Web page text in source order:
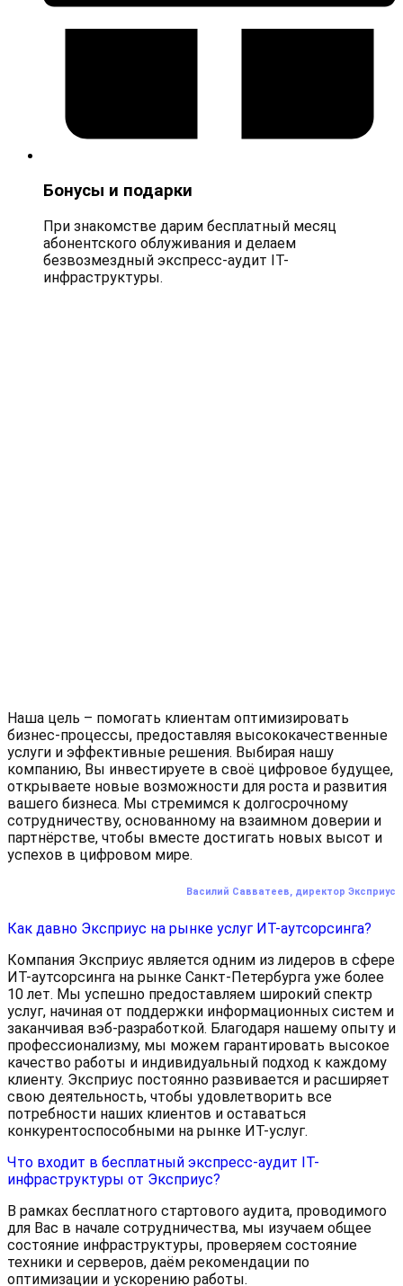
Бонусы и подарки
При знакомстве дарим бесплатный месяц
абонентского облуживания и делаем
безвозмездный экспресс-аудит IT-
инфраструктуры.
Наша цель – помогать клиентам оптимизировать
бизнес-процессы, предоставляя высококачественные
услуги и эффективные решения. Выбирая нашу
компанию, Вы инвестируете в своё цифровое будущее,
открываете новые возможности для роста и развития
вашего бизнеса. Мы стремимся к долгосрочному
сотрудничеству, основанному на взаимном доверии и
партнёрстве, чтобы вместе достигать новых высот и
успехов в цифровом мире.
Василий Савватеев, директор Эксприус
Как давно Эксприус на рынке услуг ИТ-аутсорсинга?
Компания Эксприус является одним из лидеров в сфере
ИТ-аутсорсинга на рынке Санкт-Петербурга уже более
10 лет. Мы успешно предоставляем широкий спектр
услуг, начиная от поддержки информационных систем и
заканчивая вэб-разработкой. Благодаря нашему опыту и
профессионализму, мы можем гарантировать высокое
качество работы и индивидуальный подход к каждому
клиенту. Эксприус постоянно развивается и расширяет
свою деятельность, чтобы удовлетворить все
потребности наших клиентов и оставаться
конкурентоспособными на рынке ИТ-услуг.
Что входит в бесплатный экспресс-аудит IT-
инфраструктуры от Эксприус?
В рамках бесплатного стартового аудита, проводимого
для Вас в начале сотрудничества, мы изучаем общее
состояние инфраструктуры, проверяем состояние
техники и серверов, даём рекомендации по
оптимизации и ускорению работы.